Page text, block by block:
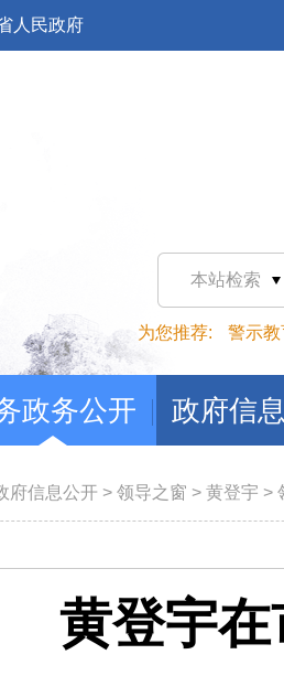
人民政府
本站检索
为您推荐: 警示教
政务公开 政府信
府信息公开 > 领导之窗 > 黄登宇 >
黄登宇